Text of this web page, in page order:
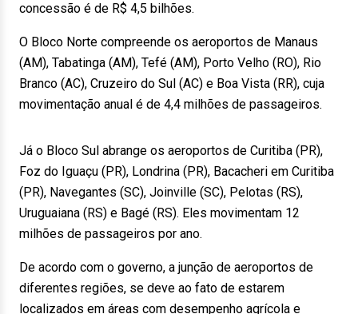
concessão é de R$ 4,5 bilhões.
O Bloco Norte compreende os aeroportos de Manaus
(AM), Tabatinga (AM), Tefé (AM), Porto Velho (RO), Rio
Branco (AC), Cruzeiro do Sul (AC) e Boa Vista (RR), cuja
movimentação anual é de 4,4 milhões de passageiros.
Já o Bloco Sul abrange os aeroportos de Curitiba (PR),
Foz do Iguaçu (PR), Londrina (PR), Bacacheri em Curitiba
(PR), Navegantes (SC), Joinville (SC), Pelotas (RS),
Uruguaiana (RS) e Bagé (RS). Eles movimentam 12
milhões de passageiros por ano.
De acordo com o governo, a junção de aeroportos de
diferentes regiões, se deve ao fato de estarem
localizados em áreas com desempenho agrícola e